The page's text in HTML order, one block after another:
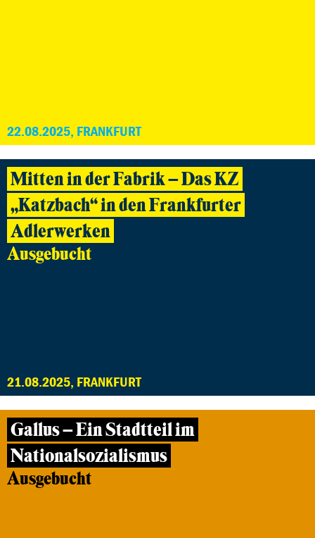
22.08.2025, FRANKFURT
Mitten in der Fabrik – Das KZ
„Katzbach“ in den Frankfurter
Adlerwerken
Ausgebucht
21.08.2025, FRANKFURT
Gallus – Ein Stadtteil im
Nationalsozialismus
Ausgebucht